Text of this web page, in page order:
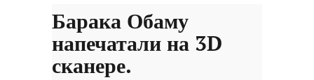
Барака Обаму
напечатали на 3D
сканере.